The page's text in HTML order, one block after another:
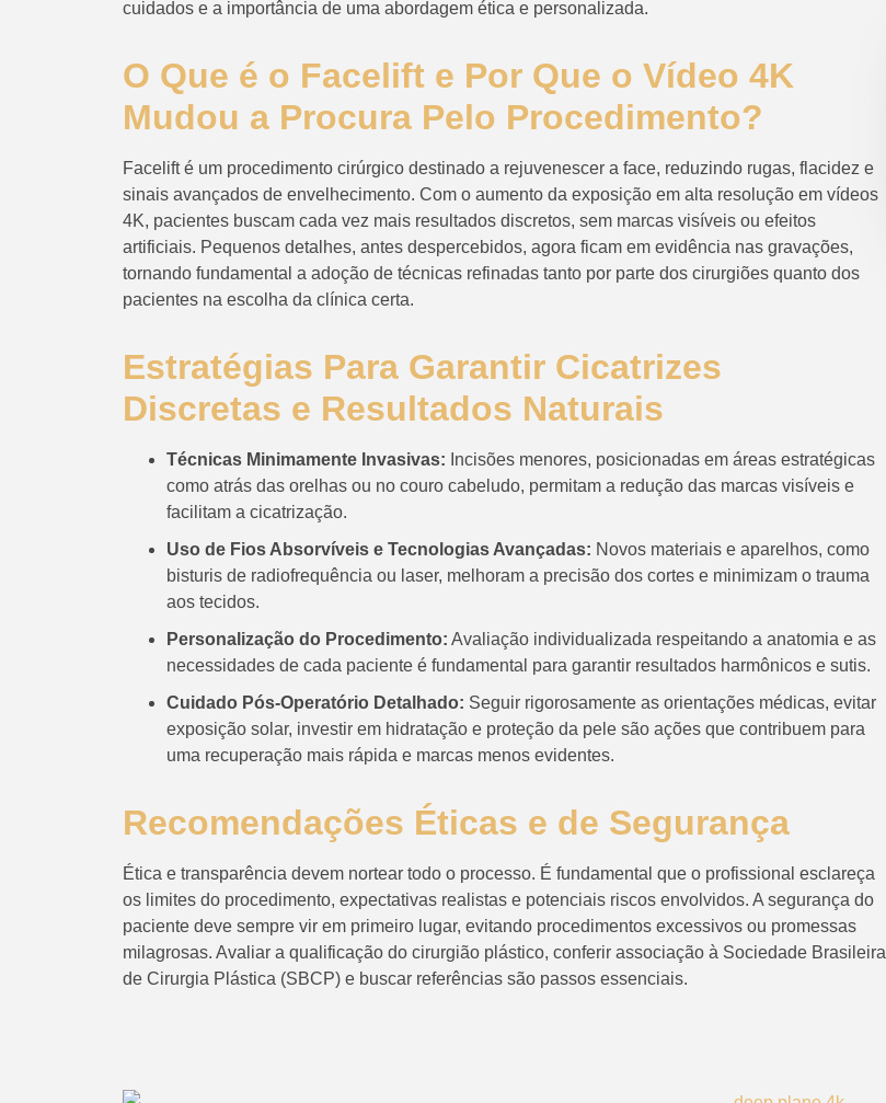
cuidados e a importância de uma abordagem ética e personalizada.
O Que é o Facelift e Por Que o Vídeo 4K
Mudou a Procura Pelo Procedimento?
Facelift é um procedimento cirúrgico destinado a rejuvenescer a face, reduzindo rugas, flacidez e
sinais avançados de envelhecimento. Com o aumento da exposição em alta resolução em vídeos
4K, pacientes buscam cada vez mais resultados discretos, sem marcas visíveis ou efeitos
artificiais. Pequenos detalhes, antes despercebidos, agora ficam em evidência nas gravações,
tornando fundamental a adoção de técnicas refinadas tanto por parte dos cirurgiões quanto dos
pacientes na escolha da clínica certa.
Estratégias Para Garantir Cicatrizes
Discretas e Resultados Naturais
Técnicas Minimamente Invasivas: Incisões menores, posicionadas em áreas estratégicas
como atrás das orelhas ou no couro cabeludo, permitam a redução das marcas visíveis e
facilitam a cicatrização.
Uso de Fios Absorvíveis e Tecnologias Avançadas: Novos materiais e aparelhos, como
bisturis de radiofrequência ou laser, melhoram a precisão dos cortes e minimizam o trauma
aos tecidos.
Personalização do Procedimento: Avaliação individualizada respeitando a anatomia e as
necessidades de cada paciente é fundamental para garantir resultados harmônicos e sutis.
Cuidado Pós-Operatório Detalhado: Seguir rigorosamente as orientações médicas, evitar
exposição solar, investir em hidratação e proteção da pele são ações que contribuem para
uma recuperação mais rápida e marcas menos evidentes.
Recomendações Éticas e de Segurança
Ética e transparência devem nortear todo o processo. É fundamental que o profissional esclareça
os limites do procedimento, expectativas realistas e potenciais riscos envolvidos. A segurança do
paciente deve sempre vir em primeiro lugar, evitando procedimentos excessivos ou promessas
milagrosas. Avaliar a qualificação do cirurgião plástico, conferir associação à Sociedade Brasileira
de Cirurgia Plástica (SBCP) e buscar referências são passos essenciais.